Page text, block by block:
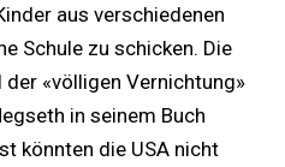
aus verschiedenen
Schule zu schicken. Die
«völligen Vernichtung»
in seinem Buch
könnten die USA nicht